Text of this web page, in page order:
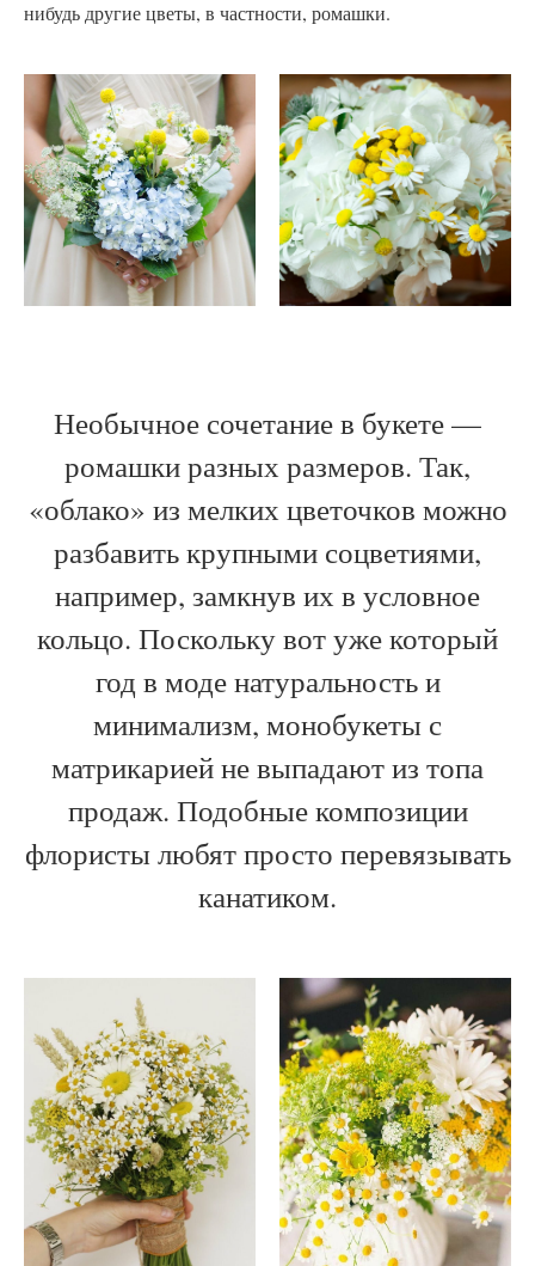
нибудь другие цветы, в частности, ромашки.
Необычное сочетание в букете —
ромашки разных размеров. Так,
«облако» из мелких цветочков можно
разбавить крупными соцветиями,
например, замкнув их в условное
кольцо. Поскольку вот уже который
год в моде натуральность и
минимализм, монобукеты с
матрикарией не выпадают из топа
продаж. Подобные композиции
флористы любят просто перевязывать
канатиком.